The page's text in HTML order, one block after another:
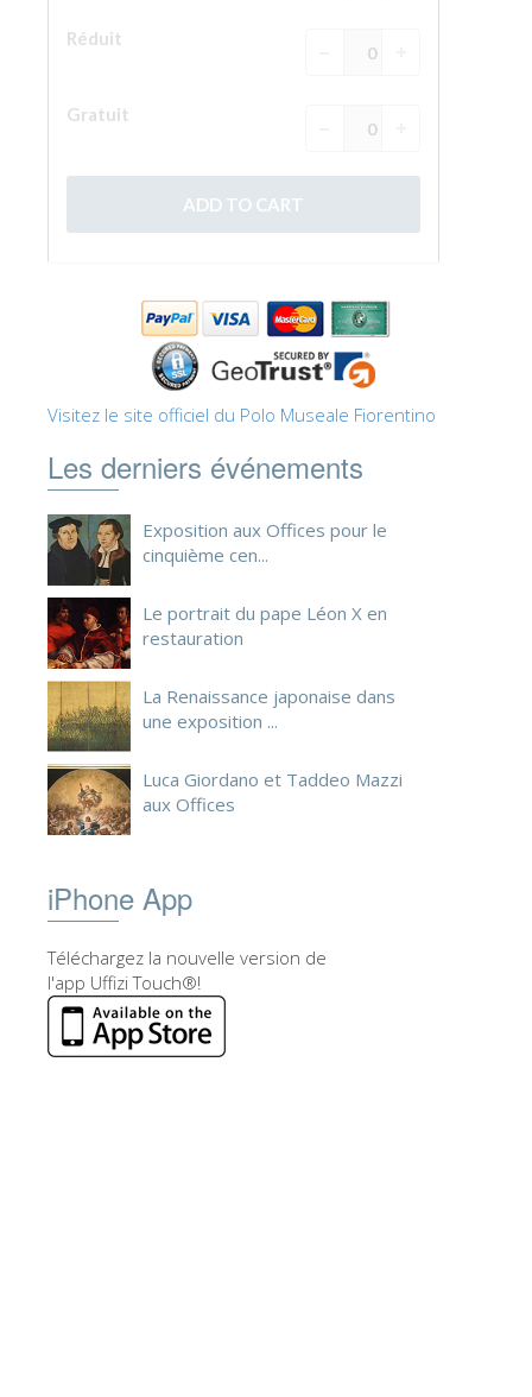
Visitez le site officiel du Polo Museale Fiorentino
Les derniers événements
Exposition aux Offices pour le
cinquième cen...
Le portrait du pape Léon X en
restauration
La Renaissance japonaise dans
une exposition ...
Luca Giordano et Taddeo Mazzi
aux Offices
iPhone App
Téléchargez la nouvelle version de
l'app Uffizi Touch®!